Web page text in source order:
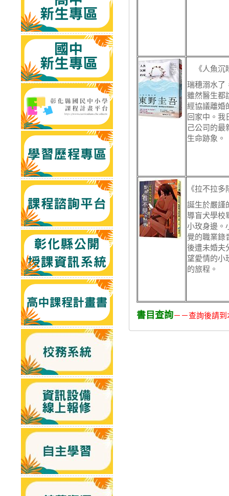
《人魚沉
瑞穗溺水了
雖然醫生都
經協議離婚
回家中。我
己公司的最
生命跡象。
《拉不拉
誕生於嚴謹
導盲犬學校
小玫身邊。
覺的職業錄
後遭未婚夫
望愛情的小
的旅程。
書目查詢－－查詢後請